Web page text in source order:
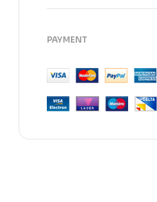
PAYMENT